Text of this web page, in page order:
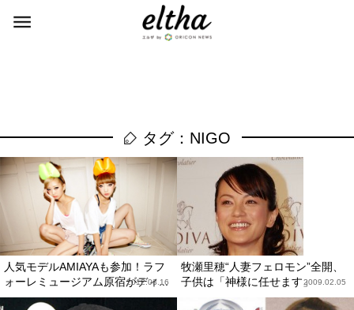
タグ：NIGO
人気モデルAMIAYAも参加！ラフ
ォーレミュージアム原宿がディ...
2012.03.16
牧瀬里穂“人妻フェロモン”全開、
子供は「神様に任せます」2009.02.05